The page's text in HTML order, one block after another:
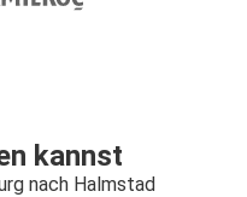
kannst
nach Halmstad